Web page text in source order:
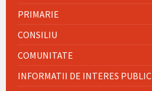
PRIMARIE
CONSILIU
COMUNITATE
INFORMATII DE INTERES PUBLIC